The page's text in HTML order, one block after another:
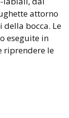
attorno
bocca. Le
eseguite in
riprendere le